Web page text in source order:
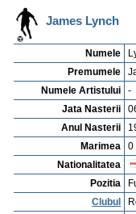
James Lynch
Numele
Premumele
Numele Artistului
-
Jata Nasterii
Anul Nasterii
Marimea
0
Nationalitatea
Pozitia
Clubul